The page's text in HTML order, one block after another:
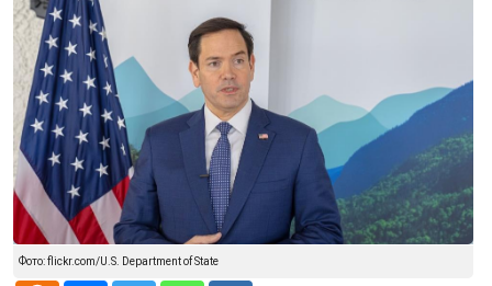
Фото: flickr.com/U.S. Department of State